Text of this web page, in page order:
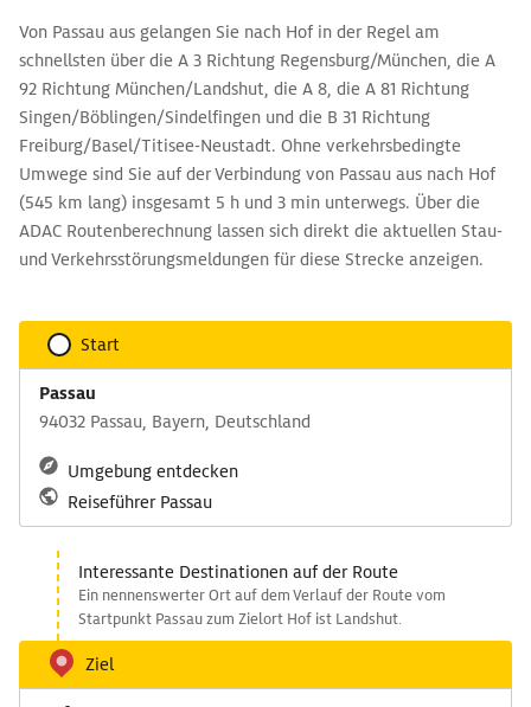
Von Passau aus gelangen Sie nach Hof in der Regel am
schnellsten über die A 3 Richtung Regensburg/München, die A
92 Richtung München/Landshut, die A 8, die A 81 Richtung
Singen/Böblingen/Sindelfingen und die B 31 Richtung
Freiburg/Basel/Titisee-Neustadt. Ohne verkehrsbedingte
Umwege sind Sie auf der Verbindung von Passau aus nach Hof
(545 km lang) insgesamt 5 h und 3 min unterwegs. Über die
ADAC Routenberechnung lassen sich direkt die aktuellen Stau-
und Verkehrsstörungsmeldungen für diese Strecke anzeigen.
Start
Passau
94032 Passau, Bayern, Deutschland
Umgebung entdecken
Reiseführer Passau
Interessante Destinationen auf der Route
Ein nennenswerter Ort auf dem Verlauf der Route vom
Startpunkt Passau zum Zielort Hof ist Landshut.
Ziel